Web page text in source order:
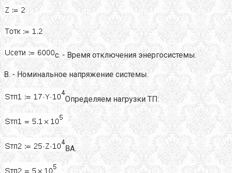
с. - Время отключения энергосистемы.
В. - Номинальное напряжение системы.
Определяем нагрузки ТП:
ВА.